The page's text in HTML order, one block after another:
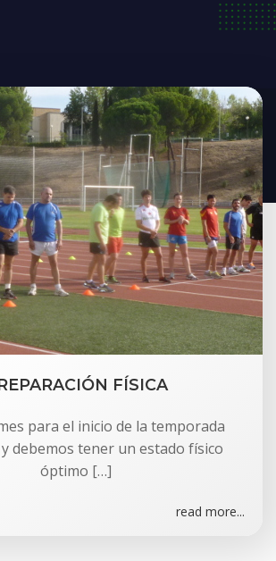
FÍSICA
para el inicio de la temporada
debemos tener un estado físico
óptimo […]
read more...